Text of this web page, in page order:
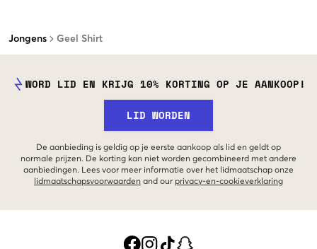
Jongens Geel Shirt
WORD LID EN KRIJG 10% KORTING OP JE AANKOOP!
LID WORDEN
De aanbieding is geldig op je eerste aankoop als lid en geldt op
normale prijzen. De korting kan niet worden gecombineerd met andere
aanbiedingen. Lees voor meer informatie over het lidmaatschap onze
lidmaatschapsvoorwaarden and our privacy-en-cookieverklaring